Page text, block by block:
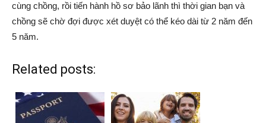
cùng chồng, rồi tiến hành hồ sơ bảo lãnh thì thời gian bạn và
chồng sẽ chờ đợi được xét duyệt có thể kéo dài từ 2 năm đến
5 năm.
Related posts: